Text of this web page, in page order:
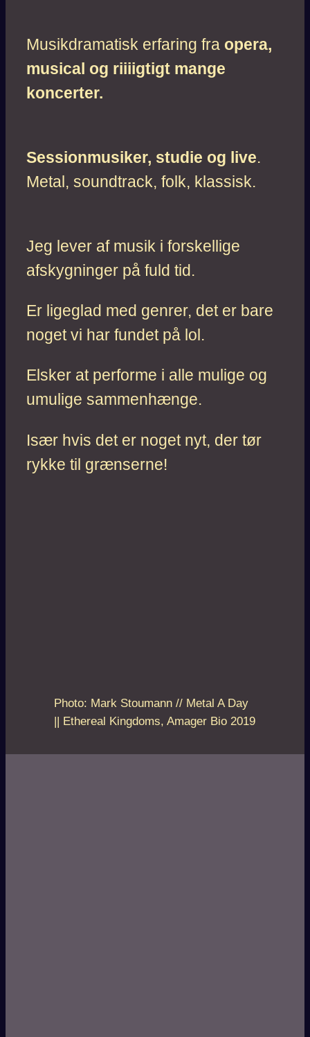
Musikdramatisk erfaring fra opera,
musical og riiiigtigt mange
koncerter.
Sessionmusiker, studie og live.
Metal, soundtrack, folk, klassisk.
Jeg lever af musik i forskellige
afskygninger på fuld tid.
Er ligeglad med genrer, det er bare
noget vi har fundet på lol.
Elsker at performe i alle mulige og
umulige sammenhænge.
Især hvis det er noget nyt, der tør
rykke til grænserne!
Photo: Mark Stoumann // Metal A Day
|| Ethereal Kingdoms, Amager Bio 2019